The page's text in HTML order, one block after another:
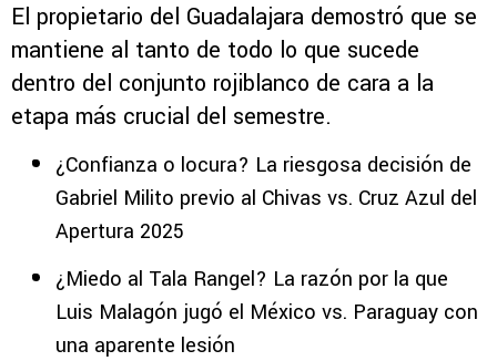
El propietario del Guadalajara demostró que se
mantiene al tanto de todo lo que sucede
dentro del conjunto rojiblanco de cara a la
etapa más crucial del semestre.
¿Confianza o locura? La riesgosa decisión de
Gabriel Milito previo al Chivas vs. Cruz Azul del
Apertura 2025
¿Miedo al Tala Rangel? La razón por la que
Luis Malagón jugó el México vs. Paraguay con
una aparente lesión